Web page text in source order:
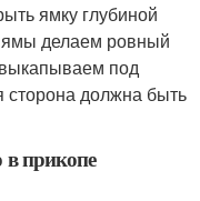
ямку глубиной
делаем ровный
под
сторона должна быть
прикопе